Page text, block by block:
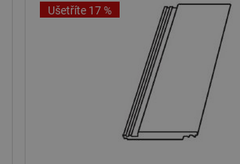
Ušetříte 17 %